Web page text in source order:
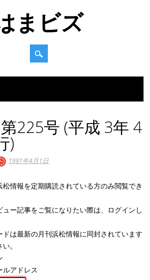
まビズ
225号 (平成 3年 4
)
1991年4月1日
松情報を定期購読されている方のみ閲覧でき
ュー記事をご覧になりたい際は、ログインし
ドは最新の月刊浜松情報に同封されています
。
ルアドレス